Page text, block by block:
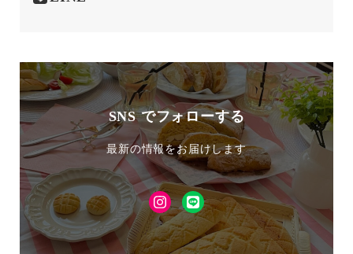
SNS でフォローする
最新の情報をお届けします
Instagram
LINE
友